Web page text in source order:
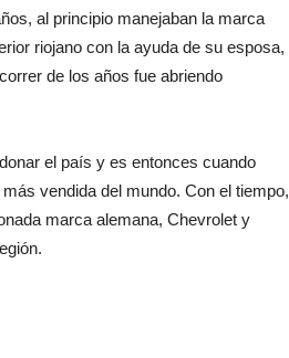
al principio manejaban la marca
riojano con la ayuda de su esposa,
de los años fue abriendo
el país y es entonces cuando
vendida del mundo. Con el tiempo,
marca alemana, Chevrolet y